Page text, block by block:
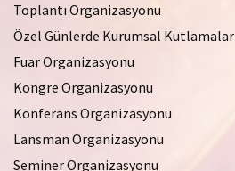
Toplantı Organizasyonu
Özel Günlerde Kurumsal Kutlamalar
Fuar Organizasyonu
Kongre Organizasyonu
Konferans Organizasyonu
Lansman Organizasyonu
Seminer Organizasyonu